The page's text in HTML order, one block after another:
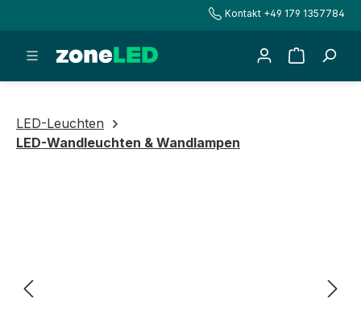
Kontakt +49 179 1357784
LED-Leuchten
LED-Wandleuchten & Wandlampen